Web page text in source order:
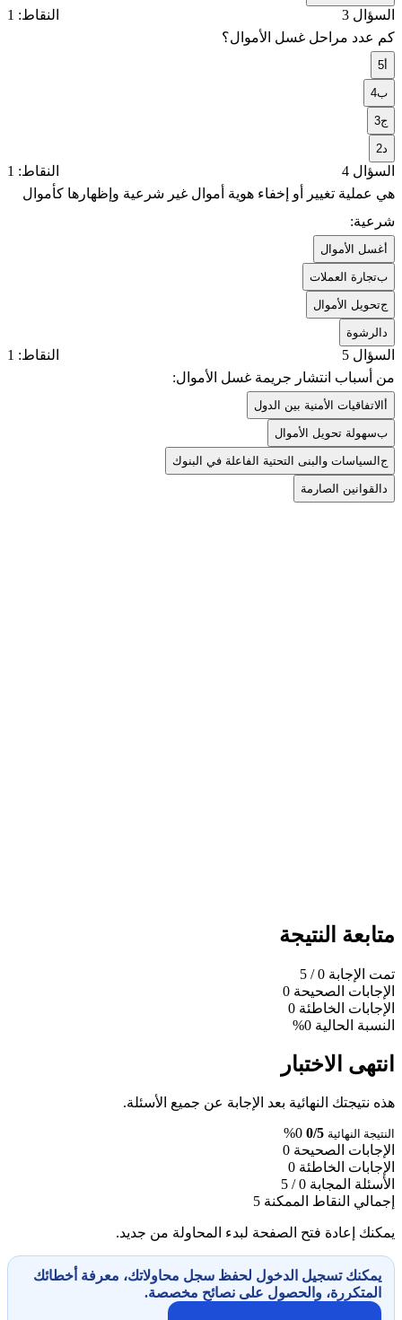
السؤال 3
النقاط: 1
كم عدد مراحل غسل الأموال؟
5
ب4
ج3
2
السؤال 4
النقاط: 1
هي عملية تغيير أو إخفاء هوية أموال غير شرعية وإظهارها كأموال
شرعية:
غسل الأموال
بتجارة العملات
جتحويل الأموال
الرشوة
السؤال 5
النقاط: 1
من أسباب انتشار جريمة غسل الأموال:
الاتفاقيات الأمنية بين الدول
بسهولة تحويل الأموال
جالسياسات والبنى التحتية الفاعلة في البنوك
القوانين الصارمة
متابعة النتيجة
تمت الإجابة 0
/ 5
الإجابات الصحيحة 0
الإجابات الخاطئة 0
النسبة الحالية 0%
انتهى الاختبار
هذه نتيجتك النهائية بعد الإجابة عن جميع الأسئلة.
النتيجة النهائية 0/5
0%
الإجابات الصحيحة 0
الإجابات الخاطئة 0
الأسئلة المجابة 0 / 5
إجمالي النقاط الممكنة 5
يمكنك إعادة فتح الصفحة لبدء المحاولة من جديد.
يمكنك تسجيل الدخول لحفظ سجل محاولاتك، معرفة أخطائك
المتكررة، والحصول على نصائح مخصصة.